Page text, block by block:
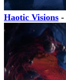
Haotic Visions -